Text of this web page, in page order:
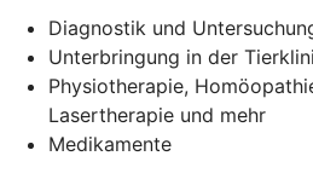
Diagnostik und
Unterbringung in der
Physiotherapie,
Lasertherapie und mehr
Medikamente